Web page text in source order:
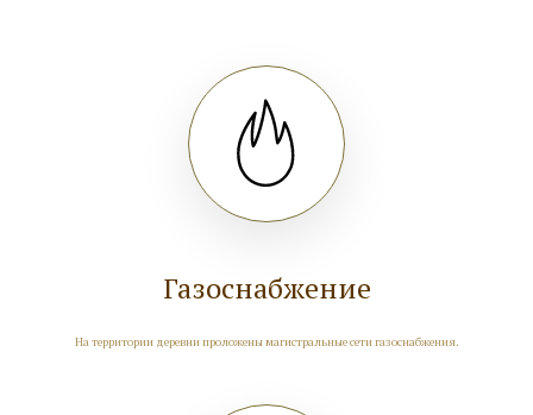
Газоснабжение
На территории деревни проложены магистральные сети газоснабжения.